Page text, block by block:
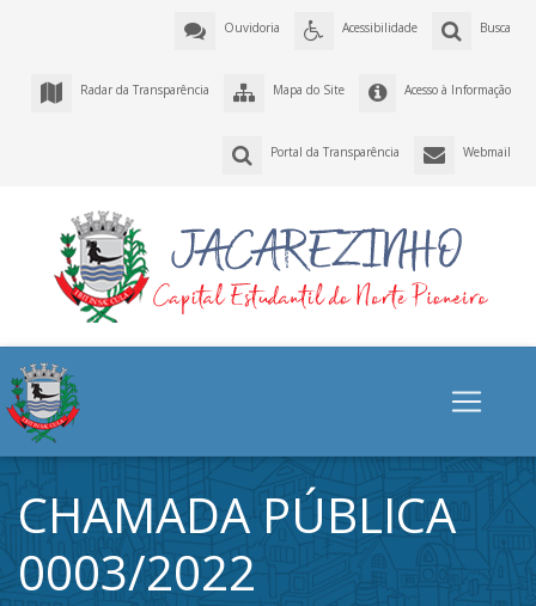
Busca
Acessibilidade
Ouvidoria
Acesso à Informação
Mapa do Site
Radar da Transparência
Webmail
Portal da Transparência
CHAMADA PÚBLICA
0003/2022